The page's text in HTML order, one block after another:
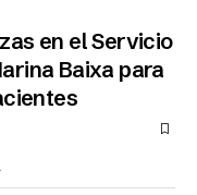
en el Servicio
Baixa para